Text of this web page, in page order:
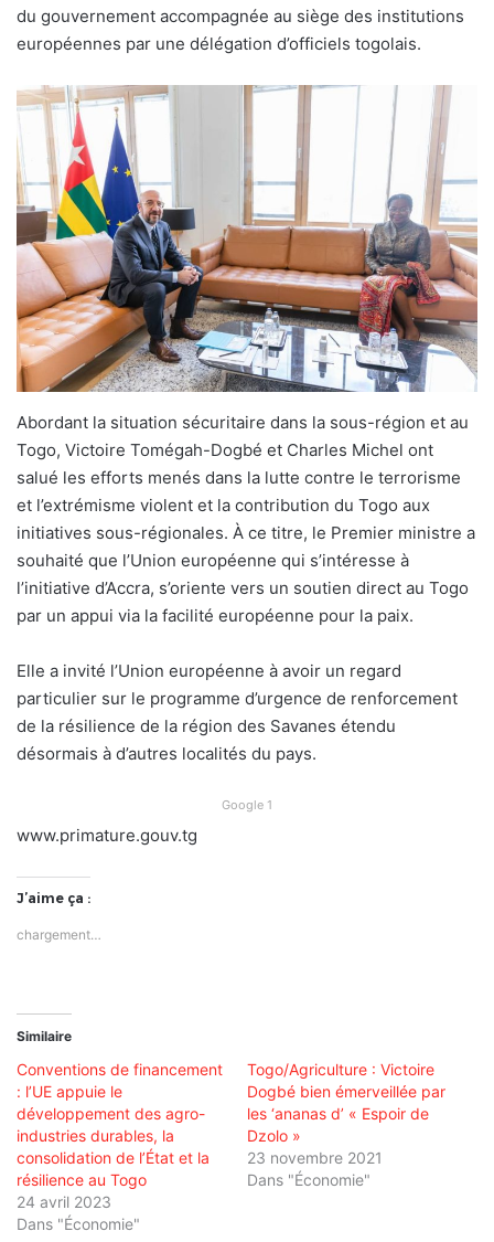
du gouvernement accompagnée au siège des institutions
européennes par une délégation d’officiels togolais.
Abordant la situation sécuritaire dans la sous-région et au
Togo, Victoire Tomégah-Dogbé et Charles Michel ont
salué les efforts menés dans la lutte contre le terrorisme
et l’extrémisme violent et la contribution du Togo aux
initiatives sous-régionales. À ce titre, le Premier ministre a
souhaité que l’Union européenne qui s’intéresse à
l’initiative d’Accra, s’oriente vers un soutien direct au Togo
par un appui via la facilité européenne pour la paix.
Elle a invité l’Union européenne à avoir un regard
particulier sur le programme d’urgence de renforcement
de la résilience de la région des Savanes étendu
désormais à d’autres localités du pays.
Google 1
www.primature.gouv.tg
J’aime ça :
chargement…
Similaire
Conventions de financement
: l’UE appuie le
développement des agro-
industries durables, la
consolidation de l’État et la
résilience au Togo
24 avril 2023
Dans "Économie"
Togo/Agriculture : Victoire
Dogbé bien émerveillée par
les ‘ananas d’ « Espoir de
Dzolo »
23 novembre 2021
Dans "Économie"